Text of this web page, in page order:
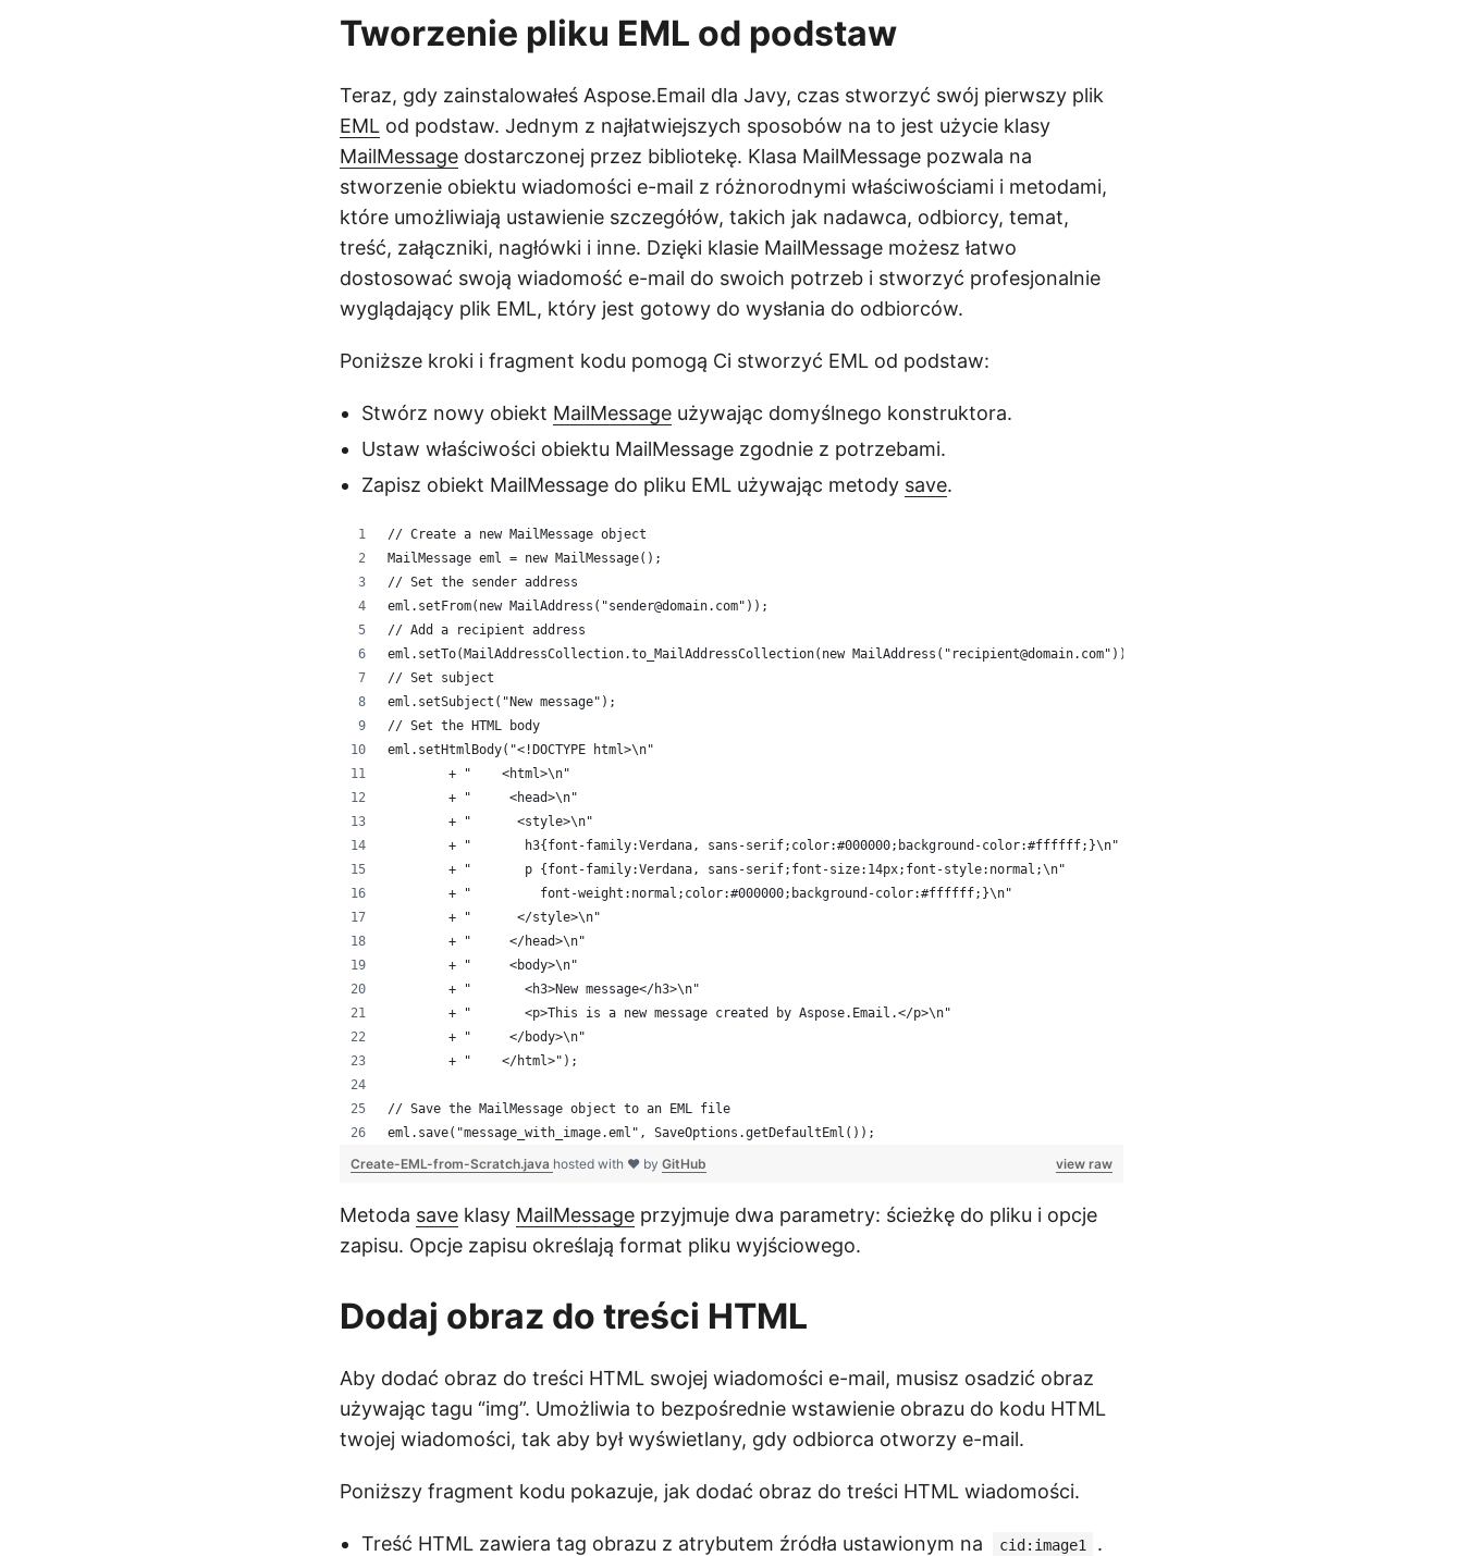
Tworzenie pliku EML od podstaw
Teraz, gdy zainstalowałeś Aspose.Email dla Javy, czas stworzyć swój pierwszy plik
EML od podstaw. Jednym z najłatwiejszych sposobów na to jest użycie klasy
MailMessage dostarczonej przez bibliotekę. Klasa MailMessage pozwala na
stworzenie obiektu wiadomości e-mail z różnorodnymi właściwościami i metodami,
które umożliwiają ustawienie szczegółów, takich jak nadawca, odbiorcy, temat,
treść, załączniki, nagłówki i inne. Dzięki klasie MailMessage możesz łatwo
dostosować swoją wiadomość e-mail do swoich potrzeb i stworzyć profesjonalnie
wyglądający plik EML, który jest gotowy do wysłania do odbiorców.
Poniższe kroki i fragment kodu pomogą Ci stworzyć EML od podstaw:
Stwórz nowy obiekt MailMessage używając domyślnego konstruktora.
Ustaw właściwości obiektu MailMessage zgodnie z potrzebami.
Zapisz obiekt MailMessage do pliku EML używając metody save.
// Create a new MailMessage object
MailMessage eml = new MailMessage();
// Set the sender address
eml.setFrom(new MailAddress("sender@domain.com"));
// Add a recipient address
eml.setTo(MailAddressCollection.to_MailAddressCollection(new MailAddress("recipient@domain.com")));
// Set subject
eml.setSubject("New message");
// Set the HTML body
eml.setHtmlBody("<!DOCTYPE html>\n"
        + "    <html>\n"
        + "     <head>\n"
        + "      <style>\n"
        + "       h3{font-family:Verdana, sans-serif;color:#000000;background-color:#ffffff;}\n"
        + "       p {font-family:Verdana, sans-serif;font-size:14px;font-style:normal;\n"
        + "         font-weight:normal;color:#000000;background-color:#ffffff;}\n"
        + "      </style>\n"
        + "     </head>\n"
        + "     <body>\n"
        + "       <h3>New message</h3>\n"
        + "       <p>This is a new message created by Aspose.Email.</p>\n"
        + "     </body>\n"
        + "    </html>");
// Save the MailMessage object to an EML file
eml.save("message_with_image.eml", SaveOptions.getDefaultEml());
view raw
Create-EML-from-Scratch.java hosted with ❤ by GitHub
Metoda save klasy MailMessage przyjmuje dwa parametry: ścieżkę do pliku i opcje
zapisu. Opcje zapisu określają format pliku wyjściowego.
Dodaj obraz do treści HTML
Aby dodać obraz do treści HTML swojej wiadomości e-mail, musisz osadzić obraz
używając tagu “img”. Umożliwia to bezpośrednie wstawienie obrazu do kodu HTML
twojej wiadomości, tak aby był wyświetlany, gdy odbiorca otworzy e-mail.
Poniższy fragment kodu pokazuje, jak dodać obraz do treści HTML wiadomości.
Treść HTML zawiera tag obrazu z atrybutem źródła ustawionym na cid:image1
.